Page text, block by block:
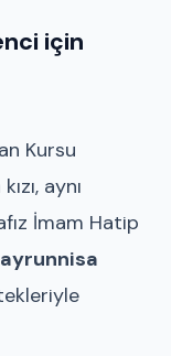
için
Kursu
aynı
İmam Hatip